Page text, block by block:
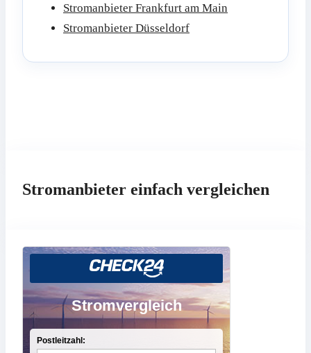
Stromanbieter Frankfurt am Main
Stromanbieter Düsseldorf
Stromanbieter einfach vergleichen
Stromvergleich
Postleitzahl: